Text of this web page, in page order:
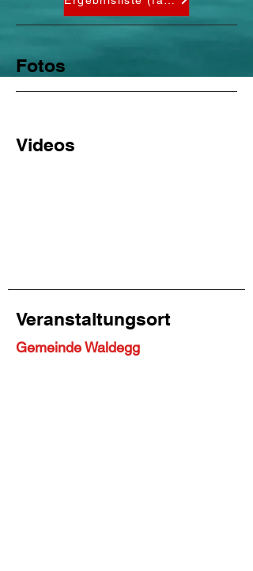
Fotos
Videos
Veranstaltungsort
Gemeinde Waldegg